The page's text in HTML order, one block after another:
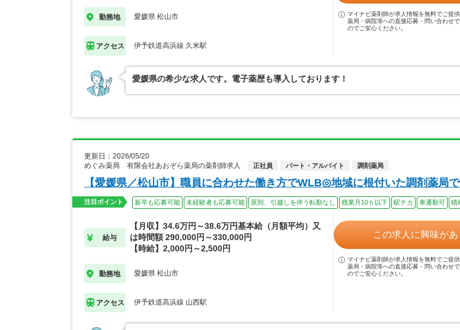
勤務地 愛媛県 松山市
アクセス 伊予鉄道高浜線 久米駅
マイナビ薬剤師が求人情報を無料でご提供
薬局・病院等への直接応募・問い合わせ
のでご安心ください。
愛媛県の希少な求人です。電子薬歴も導入しております！
更新日：2026/05/20
めぐみ薬局 有限会社あおぞら薬局の薬剤師求人
正社員 パート・アルバイト 調剤薬局
【愛媛県／松山市】職員に合わせた働き方でWLB◎地域に根付いた調剤薬局で
注目ポイント 新卒も応募可能 未経験者も応募可能 原則、引越しを伴う転勤なし 残業月10ｈ以下 駅チカ 車通勤可 積
給与
【月収】34.6万円～38.6万円基本給（月額平均）又
は時間額 290,000円～330,000円
【時給】2,000円～2,500円
勤務地 愛媛県 松山市
アクセス 伊予鉄道高浜線 山西駅
この求人に興味があ
マイナビ薬剤師が求人情報を無料でご提供
薬局・病院等への直接応募・問い合わせ
のでご安心ください。